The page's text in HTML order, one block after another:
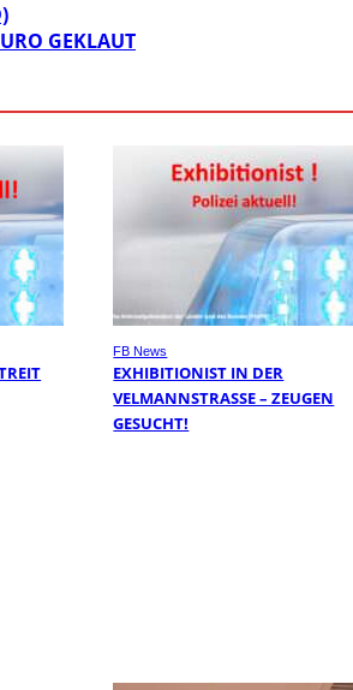
GEKLAUT
FB News
EXHIBITIONIST IN DER
VELMANNSTRASSE – ZEUGEN G
ESUCHT!